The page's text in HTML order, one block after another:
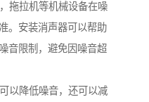
拖拉机等机械设备在噪
。安装消声器可以帮助
音限制，避免因噪音超
以降低噪音，还可以减